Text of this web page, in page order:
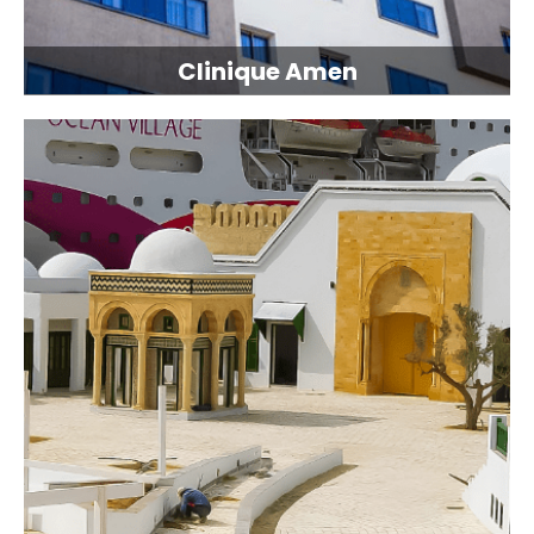
Clinique Amen